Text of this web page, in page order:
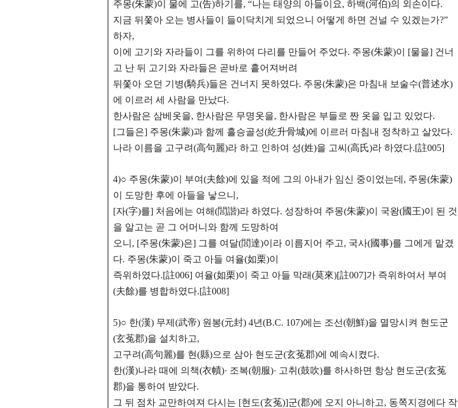
주몽(朱蒙)이 물에 고(告)하기를, “나는 태양의 아들이요, 하백(河伯)의 외손이다.
지금 뒤쫓아 오는 병사들이 들이닥치게 되었으니 어떻게 하면 건널 수 있겠는가?”
하자,
이에 고기와 자라들이 그를 위하여 다리를 만들어 주었다. 주몽(朱蒙)이 [물을] 건너
고 난 뒤 고기와 자라들은 곧바로 흩어져버려
뒤쫓아 오던 기병(騎兵)들은 건너지 못하였다. 주몽(朱蒙)은 마침내 보술수(普述水)
에 이르러 세 사람을 만났다.
한사람은 삼베옷을, 한사람은 무명옷을, 한사람은 부들로 짠 옷을 입고 있었다.
[그들은] 주몽(朱蒙)과 함께 흘승골성(紇升骨城)에 이르러 마침내 정착하고 살았다.
나라 이름을 고구려(高句麗)라 하고 인하여 성(姓)을 고씨(高氏)라 하였다.[註005]
4)○ 주몽(朱蒙)이 부여(夫餘)에 있을 적에 그의 아내가 임신 중이었는데, 주몽(朱蒙)
이 도망한 후에 아들을 낳으니,
[자(字)를] 처음에는 여해(閭諧)라 하였다. 성장하여 주몽(朱蒙)이 국왕(國王)이 된 것
을 알고는 곧 그 어머니와 함께 도망하여
오니, [주몽(朱蒙)은] 그를 여달(閭達)이라 이름지어 주고, 국사(國事)를 그에게 맡겼
다. 주몽(朱蒙)이 죽고 아들 여율(如栗)이
즉위하였다.[註006] 여율(如栗)이 죽고 아들 막래(莫來)[註007]가 즉위하여서 부여
(夫餘)를 병합하였다.[註008]
5)○ 한(漢) 무제(武帝) 원봉(元封) 4년(B.C. 107)에는 조선(朝鮮)을 멸망시켜 현도군
(玄菟郡)을 설치하고,
고구려(高句麗)를 현(縣)으로 삼아 현도군(玄菟郡)에 예속시켰다.
한(漢)나라 때에 의책(衣幘)· 조복(朝服)· 고취(鼓吹)를 하사하면 항상 현도군(玄菟
郡)을 통하여 받았다.
그 뒤 점차 교만하여져 다시는 [현도(玄菟)]군(郡)에 오지 아니하고, 동쪽지경에다 작